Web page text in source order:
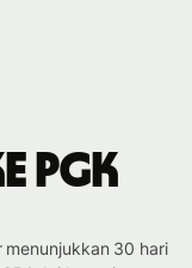
PGK
menunjukkan 30 hari